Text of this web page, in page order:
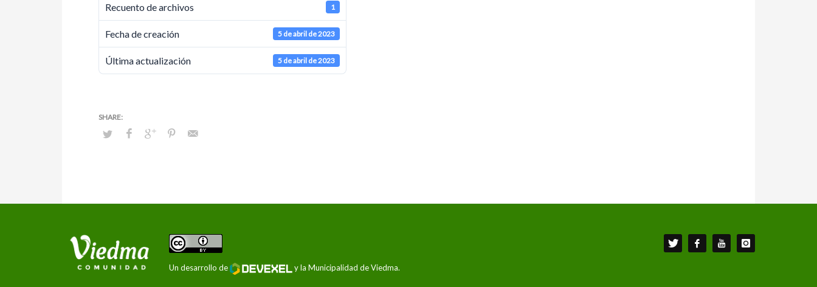
Recuento de archivos 1
Fecha de creación 5 de abril de 2023
Última actualización 5 de abril de 2023
Un desarrollo de y la Municipalidad de Viedma.